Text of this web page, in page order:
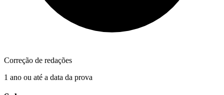
Correção de redações
1 ano ou até a data da prova